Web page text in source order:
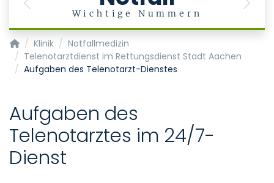
Wichtige Nummern
Previous Next
Klinik für Anästhesiologie
Klinik
Notfallmedizin
Telenotarztdienst im Rettungsdienst Stadt Aachen
Aufgaben des Telenotarzt-Dienstes
Aufgaben des
Telenotarztes im 24/7-
Dienst